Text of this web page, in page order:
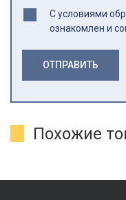
С условиями
ознакомлен и
ОТПРАВИТЬ
Похожие